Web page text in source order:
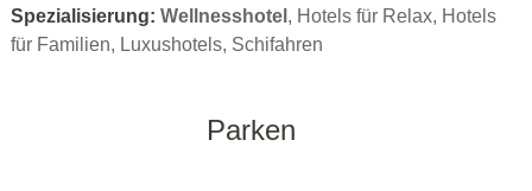
Spezialisierung: Wellnesshotel , Hotels für Relax, Hotels
für Familien, Luxushotels, Schifahren
Parken